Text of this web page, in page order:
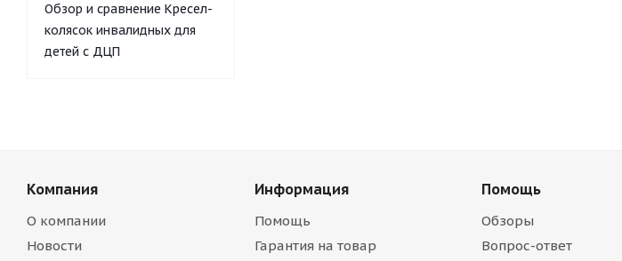
Обзор и сравнение Кресел-
колясок инвалидных для
детей с ДЦП
Компания
О компании
Новости
Информация
Помощь
Гарантия на товар
Помощь
Обзоры
Вопрос-ответ